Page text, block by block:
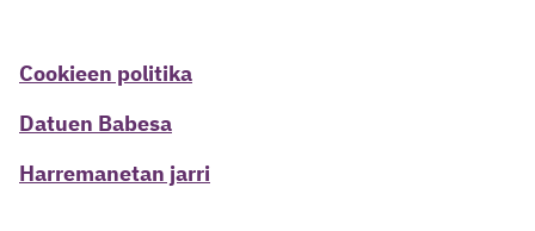
Cookieen politika
Datuen Babesa
Harremanetan jarri